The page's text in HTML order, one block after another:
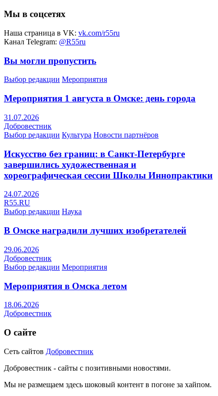
Мы в соцсетях
Наша страница в VK: vk.com/r55ru
Канал Telegram: @R55ru
Вы могли пропустить
Выбор редакции Мероприятия
Мероприятия 1 августа в Омске: день города
31.07.2026
Добровестник
Выбор редакции Культура Новости партнёров
Искусство без границ: в Санкт-Петербурге
завершились художественная и
хореографическая сессии Школы Иннопрактики
24.07.2026
R55.RU
Выбор редакции Наука
В Омске наградили лучших изобретателей
29.06.2026
Добровестник
Выбор редакции Мероприятия
Мероприятия в Омска летом
18.06.2026
Добровестник
О сайте
Сеть сайтов Добровестник
Добровестник - сайты с позитивными новостями.
Мы не размещаем здесь шоковый контент в погоне за хайпом.